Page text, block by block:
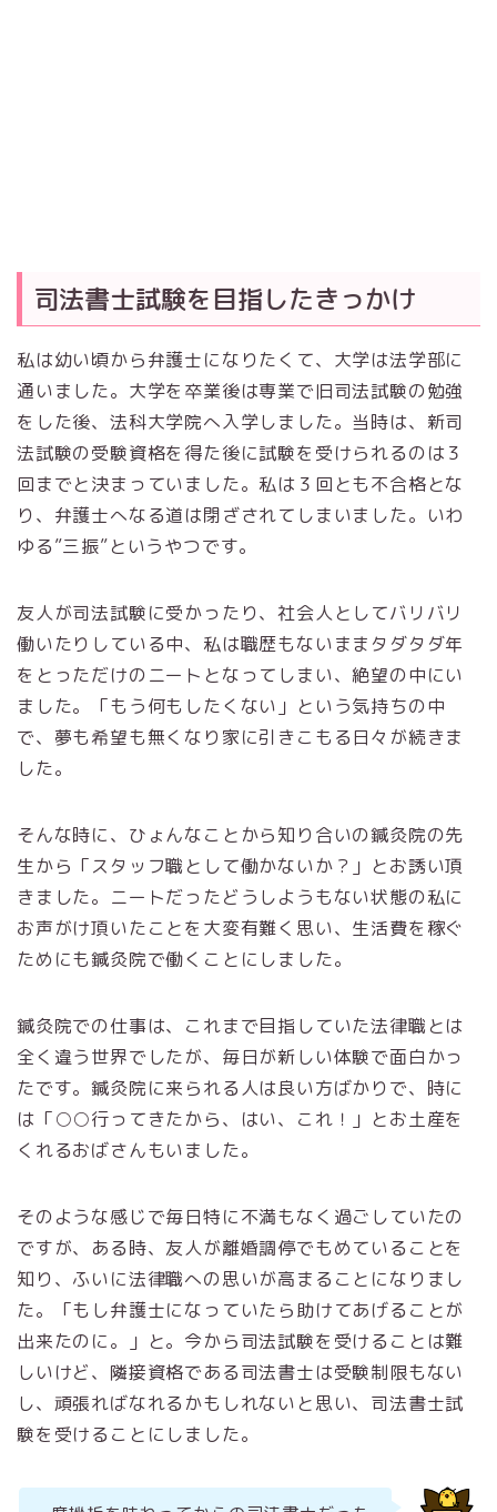
司法書士試験を目指したきっかけ
私は幼い頃から弁護士になりたくて、大学は法学部に
通いました。大学を卒業後は専業で旧司法試験の勉強
をした後、法科大学院へ入学しました。当時は、新司
法試験の受験資格を得た後に試験を受けられるのは３
回までと決まっていました。私は３回とも不合格とな
り、弁護士へなる道は閉ざされてしまいました。いわ
ゆる”三振”というやつです。
友人が司法試験に受かったり、社会人としてバリバリ
働いたりしている中、私は職歴もないままタダタダ年
をとっただけのニートとなってしまい、絶望の中にい
ました。「もう何もしたくない」という気持ちの中
で、夢も希望も無くなり家に引きこもる日々が続きま
した。
そんな時に、ひょんなことから知り合いの鍼灸院の先
生から「スタッフ職として働かないか？」とお誘い頂
きました。ニートだったどうしようもない状態の私に
お声がけ頂いたことを大変有難く思い、生活費を稼ぐ
ためにも鍼灸院で働くことにしました。
鍼灸院での仕事は、これまで目指していた法律職とは
全く違う世界でしたが、毎日が新しい体験で面白かっ
たです。鍼灸院に来られる人は良い方ばかりで、時に
は「○○行ってきたから、はい、これ！」とお土産を
くれるおばさんもいました。
そのような感じで毎日特に不満もなく過ごしていたの
ですが、ある時、友人が離婚調停でもめていることを
知り、ふいに法律職への思いが高まることになりまし
た。「もし弁護士になっていたら助けてあげることが
出来たのに。」と。今から司法試験を受けることは難
しいけど、隣接資格である司法書士は受験制限もない
し、頑張ればなれるかもしれないと思い、司法書士試
験を受けることにしました。